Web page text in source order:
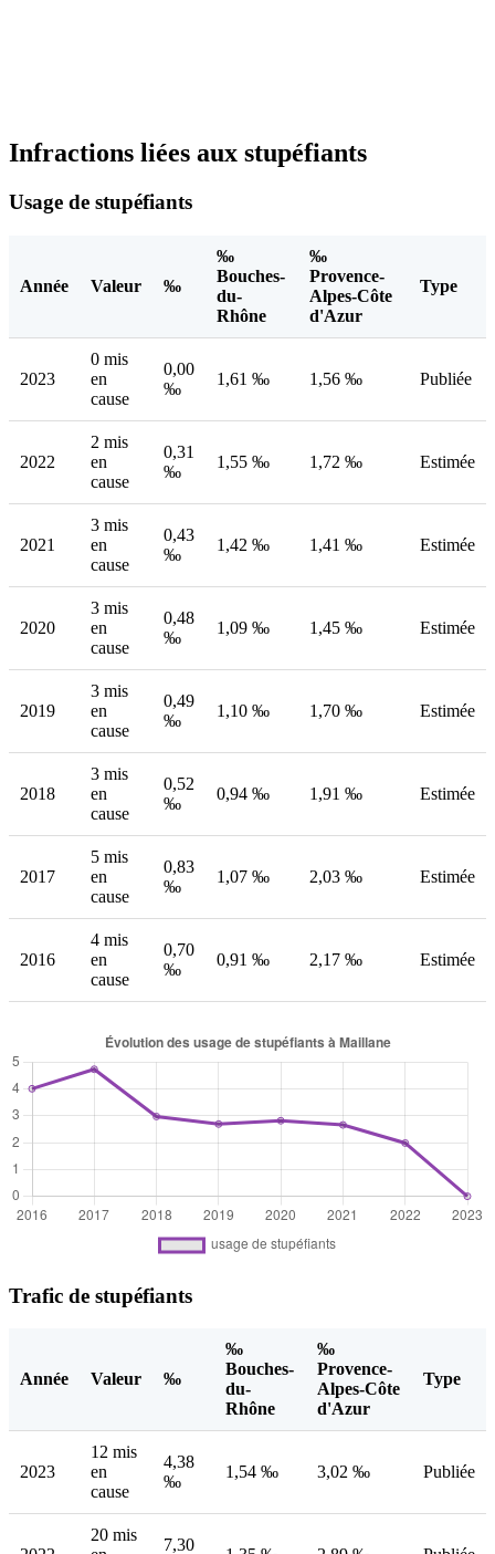
Infractions liées aux stupéfiants
Usage de stupéfiants
Année Valeur ‰
‰
Bouches-
du-
Rhône
‰
Provence-
Alpes-Côte
d'Azur
Type
2023
0 mis
en
cause
0,00
‰
1,61 ‰ 1,56 ‰ Publiée
2022
2 mis
en
cause
0,31
‰
1,55 ‰ 1,72 ‰ Estimée
2021
3 mis
en
cause
0,43
‰
1,42 ‰ 1,41 ‰ Estimée
2020
3 mis
en
cause
0,48
‰
1,09 ‰ 1,45 ‰ Estimée
2019
3 mis
en
cause
0,49
‰
1,10 ‰ 1,70 ‰ Estimée
2018
3 mis
en
cause
0,52
‰
0,94 ‰ 1,91 ‰ Estimée
2017
5 mis
en
cause
0,83
‰
1,07 ‰ 2,03 ‰ Estimée
2016
4 mis
en
cause
0,70
‰
0,91 ‰ 2,17 ‰ Estimée
Trafic de stupéfiants
Année Valeur ‰
‰
Bouches-
du-
Rhône
‰
Provence-
Alpes-Côte
d'Azur
Type
2023
12 mis
en
cause
4,38
‰
1,54 ‰ 3,02 ‰ Publiée
20 mis
7,30